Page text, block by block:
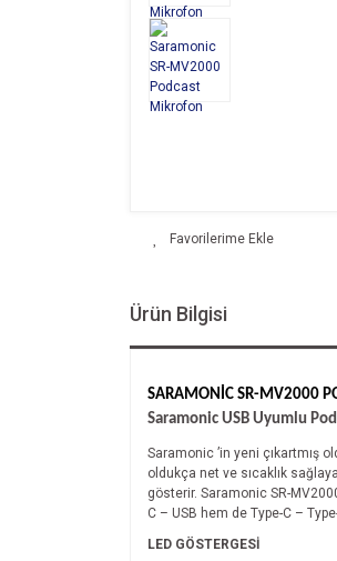
Ürün Bilgisi
SARAMONİC SR-MV2000
Saramonic USB Uyumlu
Saramonic ’in yeni çıkartmış
oldukça net ve sıcaklık
gösterir. Saramonic SR-
C – USB hem de Type-C –
LED GÖSTERGESİ